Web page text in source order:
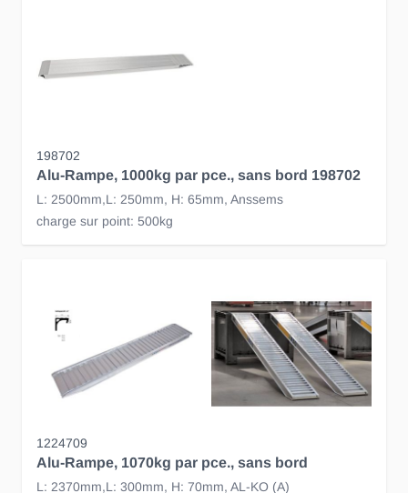
198702
Alu-Rampe, 1000kg par pce., sans bord 198702
L: 2500mm,L: 250mm, H: 65mm, Anssems
charge sur point: 500kg
1224709
Alu-Rampe, 1070kg par pce., sans bord
L: 2370mm,L: 300mm, H: 70mm, AL-KO (A)